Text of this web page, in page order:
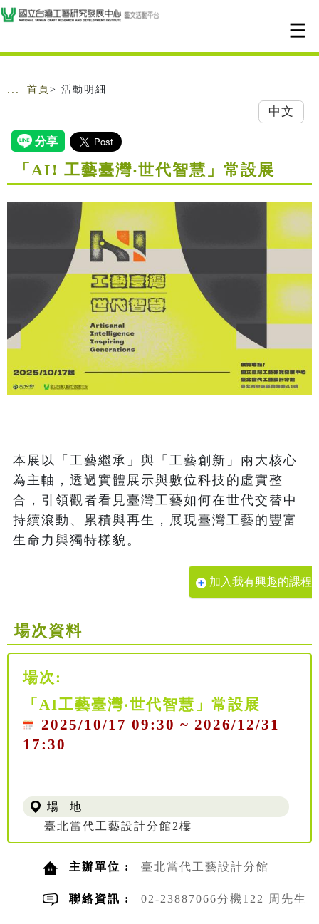
跳到主要內容
網站導覽
::: 首頁 > 活動明細
中文
「AI! 工藝臺灣‧世代智慧」常設展
本展以「工藝繼承」與「工藝創新」兩大核心
為主軸，透過實體展示與數位科技的虛實整
合，引領觀者看見臺灣工藝如何在世代交替中
持續滾動、累積與再生，展現臺灣工藝的豐富
加入我有興趣的課程
場次資料
場次:
「AI工藝臺灣‧世代智慧」常設展
2025/10/17 09:30 ~ 2026/12/31
17:30
場 地
臺北當代工藝設計分館2樓
主辦單位 : 臺北當代工藝設計分館
聯絡資訊 : 02-23887066分機122 周先生